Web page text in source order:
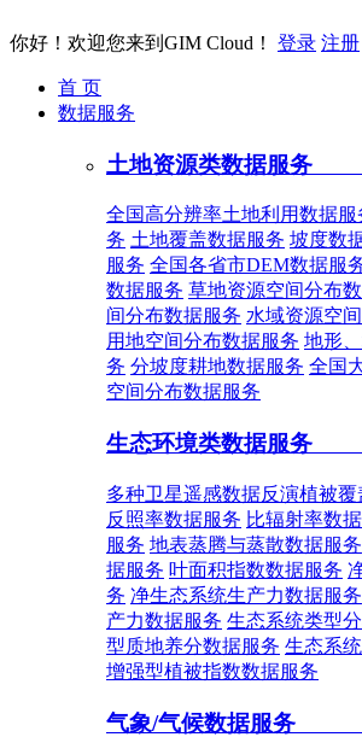
你好！欢迎您来到GIM Cloud！ 登录 注册
首 页
数据服务
土地资源类数据服务
全国高分辨率土地利用数据服
务 土地覆盖数据服务 坡度数
服务 全国各省市DEM数据服
数据服务 草地资源空间分布
间分布数据服务 水域资源空
用地空间分布数据服务 地形
务 分坡度耕地数据服务 全国
空间分布数据服务
生态环境类数据服务
多种卫星遥感数据反演植被
反照率数据服务 比辐射率数
服务 地表蒸腾与蒸散数据服务
据服务 叶面积指数数据服务
务 净生态系统生产力数据服务
产力数据服务 生态系统类型
型质地养分数据服务 生态系
增强型植被指数数据服务
气象/气候数据服务